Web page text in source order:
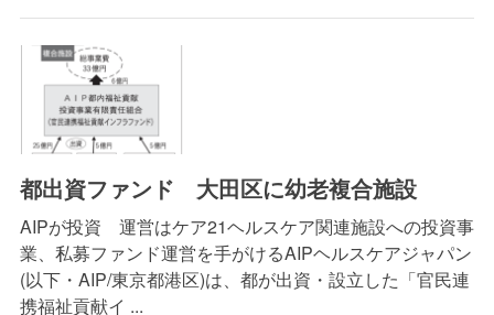
都出資ファンド 大田区に幼老複合施設
AIPが投資 運営はケア21ヘルスケア関連施設への投資事
業、私募ファンド運営を手がけるAIPヘルスケアジャパン
(以下・AIP/東京都港区)は、都が出資・設立した「官民連
携福祉貢献イ ...